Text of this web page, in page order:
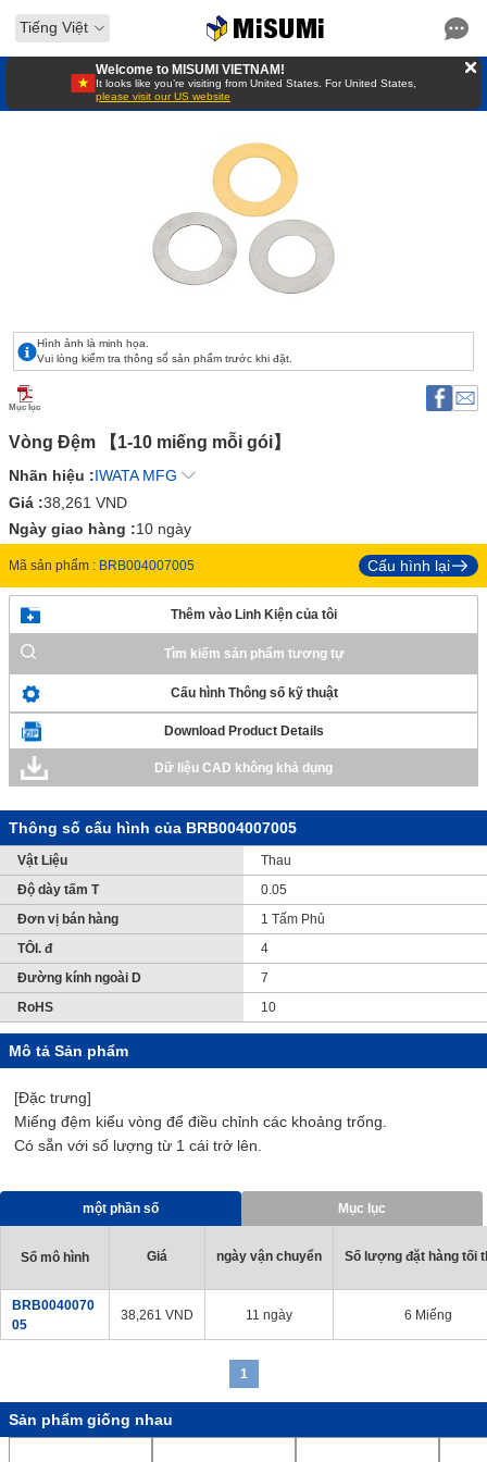
Tiếng Việt
Welcome to MISUMI VIETNAM!
It looks like you’re visiting from United States. For United States,
please visit our US website
Hình ảnh là minh họa.
Vui lòng kiểm tra thông số sản phẩm trước khi đặt.
Mục lục
Vòng Đệm 【1-10 miếng mỗi gói】
Nhãn hiệu :IWATA MFG
Giá :38,261 VND
Ngày giao hàng :10 ngày
Mã sản phẩm : BRB004007005 Cấu hình lại
Thêm vào Linh Kiện của tôi
Tìm kiếm sản phẩm tương tự
Cấu hình Thông số kỹ thuật
Download Product Details
Dữ liệu CAD không khả dụng
Thông số cấu hình của BRB004007005
Vật Liệu
Thau
Độ dày tấm T
0.05
Đơn vị bán hàng
1 Tấm Phủ
TÔI. đ
4
Đường kính ngoài D
7
RoHS
10
Mô tả Sản phẩm
[Đặc trưng]
Miếng đệm kiểu vòng để điều chỉnh các khoảng trống.
Có sẵn với số lượng từ 1 cái trở lên.
một phần số Mục lục
Số mô hình Giá ngày vận chuyển Số lượng đặt hàng tối
BRB0040070
05
38,261 VND 11 ngày 6 Miếng
1
Sản phẩm giống nhau